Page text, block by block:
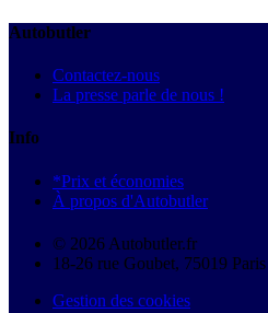
Autobutler
Contactez-nous
La presse parle de nous !
Info
*Prix et économies
À propos d'Autobutler
© 2026 Autobutler.fr
18-26 rue Goubet, 75019 Paris
Gestion des cookies